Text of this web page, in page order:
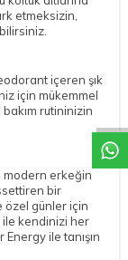
DESTEK
etmeksizin,
içeren şık
için mükemmel
bakım rutininizin
modern erkeğin
bir
özel günler için
ile kendinizi her
ile tanışın